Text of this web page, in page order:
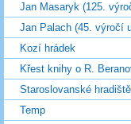
Jan Masaryk (125.
Jan Palach (45. výročí
Kozí hrádek
Křest knihy o R.
Staroslovanské
Temp